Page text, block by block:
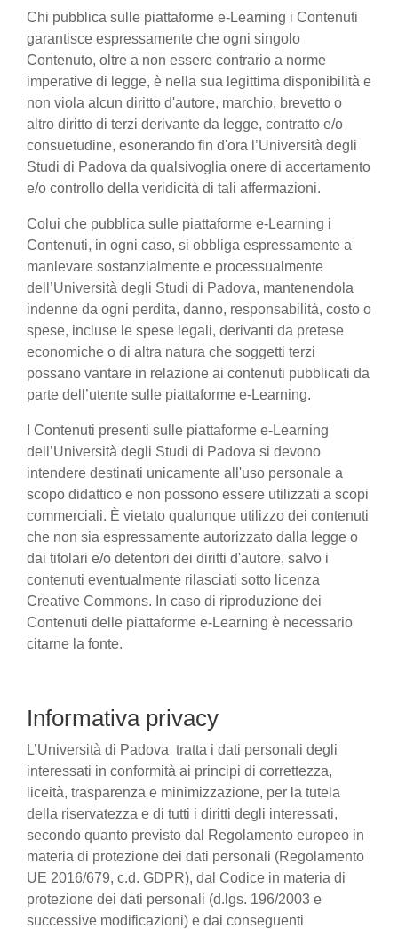
Chi pubblica sulle piattaforme e-Learning i Contenuti
garantisce espressamente che ogni singolo
Contenuto, oltre a non essere contrario a norme
imperative di legge, è nella sua legittima disponibilità e
non viola alcun diritto d'autore, marchio, brevetto o
altro diritto di terzi derivante da legge, contratto e/o
consuetudine, esonerando fin d'ora l’Università degli
Studi di Padova da qualsivoglia onere di accertamento
e/o controllo della veridicità di tali affermazioni.
Colui che pubblica sulle piattaforme e-Learning i
Contenuti, in ogni caso, si obbliga espressamente a
manlevare sostanzialmente e processualmente
dell’Università degli Studi di Padova, mantenendola
indenne da ogni perdita, danno, responsabilità, costo o
spese, incluse le spese legali, derivanti da pretese
economiche o di altra natura che soggetti terzi
possano vantare in relazione ai contenuti pubblicati da
parte dell’utente sulle piattaforme e-Learning.
I Contenuti presenti sulle piattaforme e-Learning
dell’Università degli Studi di Padova si devono
intendere destinati unicamente all'uso personale a
scopo didattico e non possono essere utilizzati a scopi
commerciali. È vietato qualunque utilizzo dei contenuti
che non sia espressamente autorizzato dalla legge o
dai titolari e/o detentori dei diritti d'autore, salvo i
contenuti eventualmente rilasciati sotto licenza
Creative Commons. In caso di riproduzione dei
Contenuti delle piattaforme e-Learning è necessario
citarne la fonte.
Informativa privacy
L’Università di Padova tratta i dati personali degli
interessati in conformità ai principi di correttezza,
liceità, trasparenza e minimizzazione, per la tutela
della riservatezza e di tutti i diritti degli interessati,
secondo quanto previsto dal Regolamento europeo in
materia di protezione dei dati personali (Regolamento
UE 2016/679, c.d. GDPR), dal Codice in materia di
protezione dei dati personali (d.lgs. 196/2003 e
successive modificazioni) e dai conseguenti